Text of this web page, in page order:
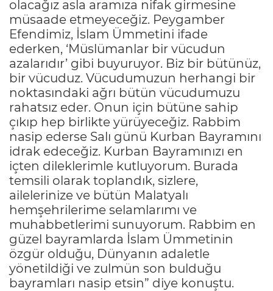
olacağız asla aramıza nifak girmesine
müsaade etmeyeceğiz. Peygamber
Efendimiz, İslam Ümmetini ifade
ederken, ‘Müslümanlar bir vücudun
azalarıdır’ gibi buyuruyor. Biz bir bütünüz,
bir vücuduz. Vücudumuzun herhangi bir
noktasındaki ağrı bütün vücudumuzu
rahatsız eder. Onun için bütüne sahip
çıkıp hep birlikte yürüyeceğiz. Rabbim
nasip ederse Salı günü Kurban Bayramını
idrak edeceğiz. Kurban Bayramınızı en
içten dileklerimle kutluyorum. Burada
temsili olarak toplandık, sizlere,
ailelerinize ve bütün Malatyalı
hemşehrilerime selamlarımı ve
muhabbetlerimi sunuyorum. Rabbim en
güzel bayramlarda İslam Ümmetinin
özgür olduğu, Dünyanın adaletle
yönetildiği ve zulmün son bulduğu
bayramları nasip etsin” diye konuştu.